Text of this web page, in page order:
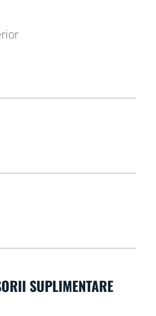
SUPLIMENTARE